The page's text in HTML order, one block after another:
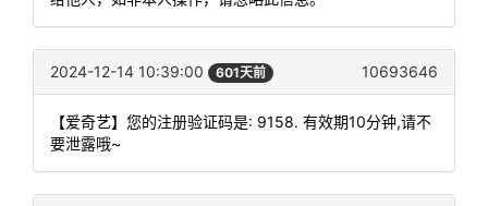
2024-12-14 10:39:00 601天前 10693646
【爱奇艺】您的注册验证码是: 9158. 有效期10分钟,请不
要泄露哦~